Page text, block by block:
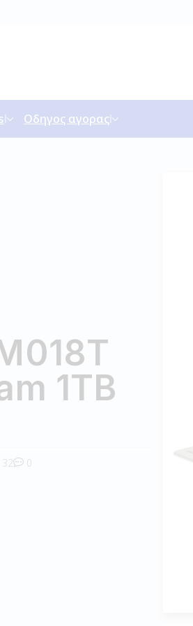
Οδηγος αγορας
1TB
32 0